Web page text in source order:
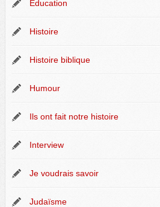
Education
Histoire
Histoire biblique
Humour
Ils ont fait notre histoire
Interview
Je voudrais savoir
Judaïsme